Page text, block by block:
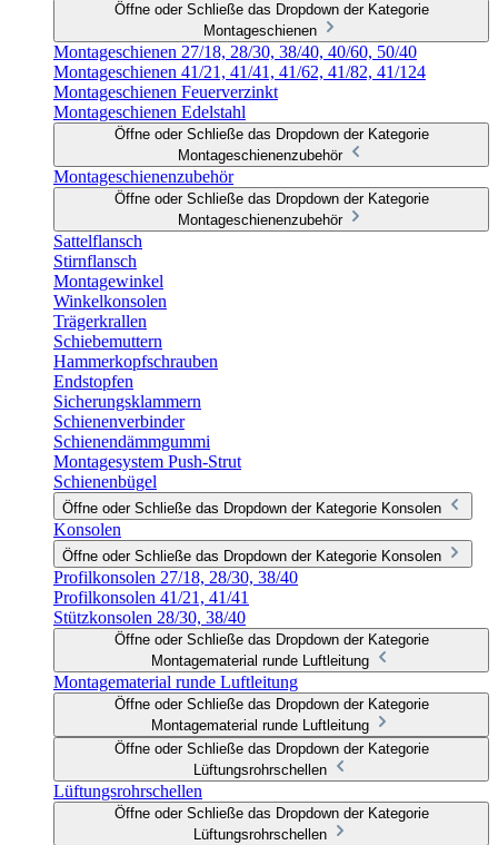
Öffne oder Schließe das Dropdown der Kategorie
Montageschienen
Montageschienen 27/18, 28/30, 38/40, 40/60, 50/40
Montageschienen 41/21, 41/41, 41/62, 41/82, 41/124
Montageschienen Feuerverzinkt
Montageschienen Edelstahl
Öffne oder Schließe das Dropdown der Kategorie
Montageschienenzubehör
Montageschienenzubehör
Öffne oder Schließe das Dropdown der Kategorie
Montageschienenzubehör
Sattelflansch
Stirnflansch
Montagewinkel
Winkelkonsolen
Trägerkrallen
Schiebemuttern
Hammerkopfschrauben
Endstopfen
Sicherungsklammern
Schienenverbinder
Schienendämmgummi
Montagesystem Push-Strut
Schienenbügel
Öffne oder Schließe das Dropdown der Kategorie Konsolen
Konsolen
Öffne oder Schließe das Dropdown der Kategorie Konsolen
Profilkonsolen 27/18, 28/30, 38/40
Profilkonsolen 41/21, 41/41
Stützkonsolen 28/30, 38/40
Öffne oder Schließe das Dropdown der Kategorie
Montagematerial runde Luftleitung
Montagematerial runde Luftleitung
Öffne oder Schließe das Dropdown der Kategorie
Montagematerial runde Luftleitung
Öffne oder Schließe das Dropdown der Kategorie
Lüftungsrohrschellen
Lüftungsrohrschellen
Öffne oder Schließe das Dropdown der Kategorie
Lüftungsrohrschellen